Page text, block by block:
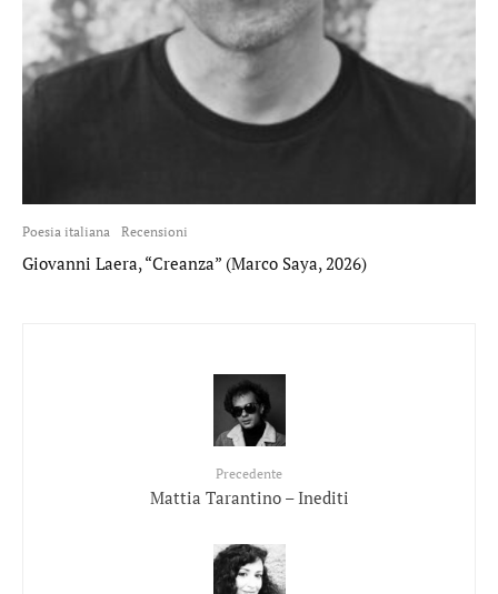
Poesia italiana Recensioni
Giovanni Laera, “Creanza” (Marco Saya, 2026)
Precedente
Mattia Tarantino – Inediti